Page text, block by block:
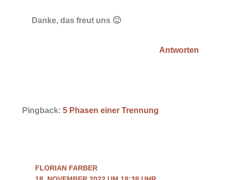
Danke, das freut uns 🙂
Antworten
Pingback: 5 Phasen einer Trennung
FLORIAN FARBER